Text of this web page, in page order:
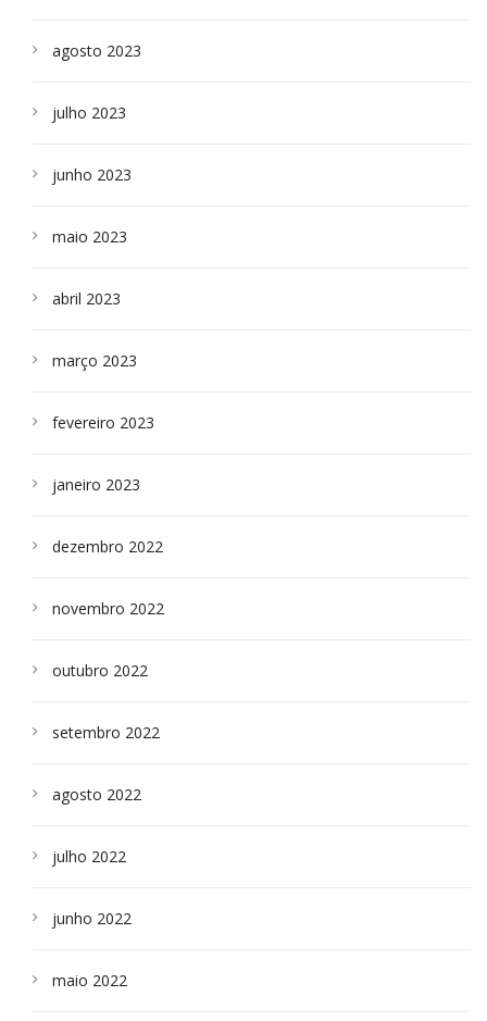
agosto 2023
julho 2023
junho 2023
maio 2023
abril 2023
março 2023
fevereiro 2023
janeiro 2023
dezembro 2022
novembro 2022
outubro 2022
setembro 2022
agosto 2022
julho 2022
junho 2022
maio 2022